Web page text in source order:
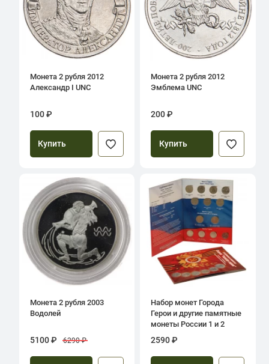
Монета 2 рубля 2012
Александр I UNC
100 ₽
Купить
Монета 2 рубля 2012
Эмблема UNC
200 ₽
Купить
Монета 2 рубля 2003
Водолей
5100 ₽ 6290 ₽
Набор монет Города
Герои и другие памятные
монеты России 1 и 2
рубля в альбоме-
планшете
2590 ₽